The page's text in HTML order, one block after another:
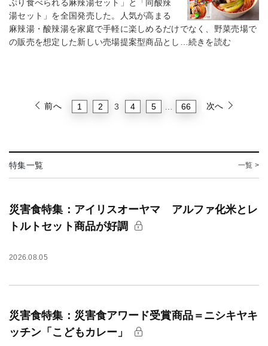
ぷり食べられる麻辣湯セット」と「同酸辣
湯セット」を全国発売した。人気が高まる
麻辣湯・酸辣湯を家庭で手軽に楽しめるだけでなく、野菜売場で
の販売を想定した新しい売場提案型商品とし…続きを読む
前へ 1 2 3 4 5 66 次へ
特集一覧 一覧 >
災害食特集：アイリスオーヤマ アルファ化米とレ
トルトセット商品が好調
2026.08.05
災害食特集：災害食アワード受賞商品＝ニシキヤキ
ッチン「こどもカレー」